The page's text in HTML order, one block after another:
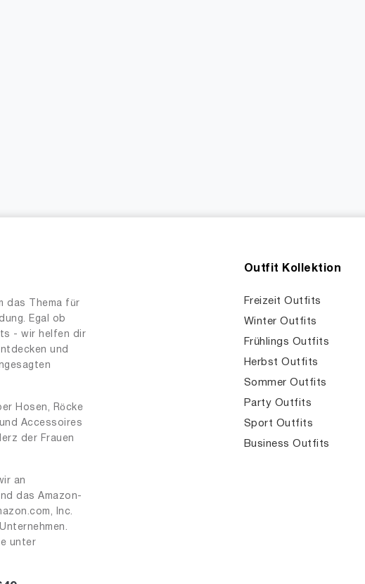
das Thema für
Egal ob
- wir helfen dir
und
Hosen, Röcke
Accessoires
der Frauen
an
das Amazon-
Inc.
unter
Outfit Kollektion
Freizeit Outfits
Winter Outfits
Frühlings Outfits
Herbst Outfits
Sommer Outfits
Party Outfits
Sport Outfits
Business Outfits